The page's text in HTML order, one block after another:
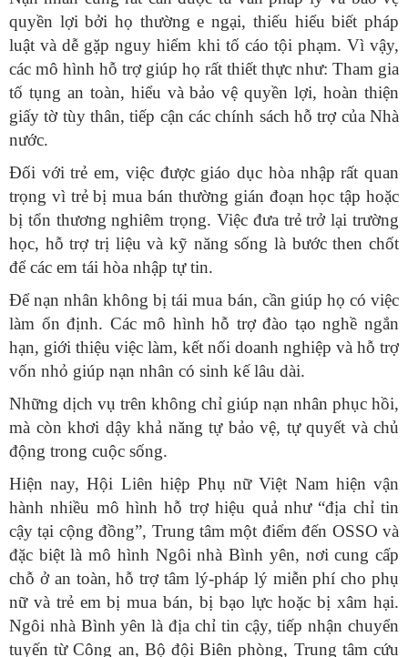
quyền lợi bởi họ thường e ngại, thiếu hiểu biết pháp
luật và dễ gặp nguy hiểm khi tố cáo tội phạm. Vì vậy,
các mô hình hỗ trợ giúp họ rất thiết thực như: Tham gia
tố tụng an toàn, hiểu và bảo vệ quyền lợi, hoàn thiện
giấy tờ tùy thân, tiếp cận các chính sách hỗ trợ của Nhà
nước.
Đối với trẻ em, việc được giáo dục hòa nhập rất quan
trọng vì trẻ bị mua bán thường gián đoạn học tập hoặc
bị tổn thương nghiêm trọng. Việc đưa trẻ trở lại trường
học, hỗ trợ trị liệu và kỹ năng sống là bước then chốt
để các em tái hòa nhập tự tin.
Để nạn nhân không bị tái mua bán, cần giúp họ có việc
làm ổn định. Các mô hình hỗ trợ đào tạo nghề ngắn
hạn, giới thiệu việc làm, kết nối doanh nghiệp và hỗ trợ
vốn nhỏ giúp nạn nhân có sinh kế lâu dài.
Những dịch vụ trên không chỉ giúp nạn nhân phục hồi,
mà còn khơi dậy khả năng tự bảo vệ, tự quyết và chủ
động trong cuộc sống.
Hiện nay, Hội Liên hiệp Phụ nữ Việt Nam hiện vận
hành nhiều mô hình hỗ trợ hiệu quả như “địa chỉ tin
cậy tại cộng đồng”, Trung tâm một điểm đến OSSO và
đặc biệt là mô hình Ngôi nhà Bình yên, nơi cung cấp
chỗ ở an toàn, hỗ trợ tâm lý-pháp lý miễn phí cho phụ
nữ và trẻ em bị mua bán, bị bạo lực hoặc bị xâm hại.
Ngôi nhà Bình yên là địa chỉ tin cậy, tiếp nhận chuyển
tuyến từ Công an, Bộ đội Biên phòng, Trung tâm cứu